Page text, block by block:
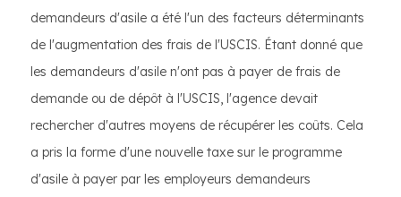
demandeurs d'asile a été l'un des facteurs déterminants
de l'augmentation des frais de l'USCIS. Étant donné que
les demandeurs d'asile n'ont pas à payer de frais de
demande ou de dépôt à l'USCIS, l'agence devait
rechercher d'autres moyens de récupérer les coûts. Cela
a pris la forme d'une nouvelle taxe sur le programme
d'asile à payer par les employeurs demandeurs